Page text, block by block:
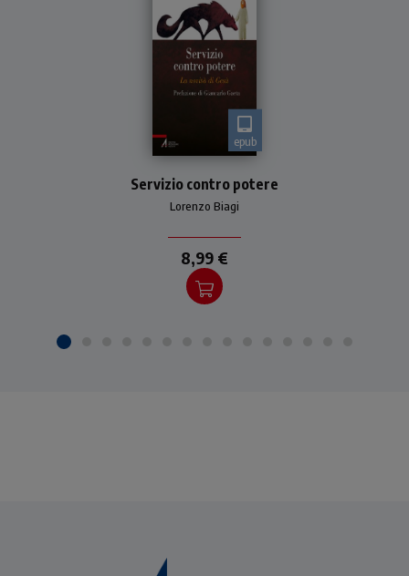
epub
confronto con il messaggio
di Gesù alternativo alla
Lorenzo Biagi
Servizio contro potere
8,99 €